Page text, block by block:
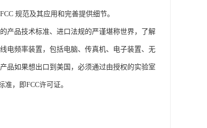
规范及其应用和完善提供细节。
产品技术标准、进口法规的严谨堪称世界，了解
电频率装置，包括电脑、传真机、电子装置、无
品如果想出口到美国，必须通过由授权的实验室
，即FCC许可证。